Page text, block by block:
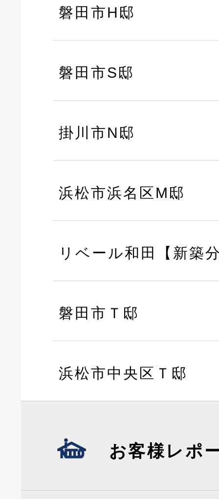
磐田市H邸
磐田市S邸
掛川市N邸
浜松市浜名区M邸
リベール和田【新築
磐田市Ｔ邸
浜松市中央区Ｔ邸
お客様レポ